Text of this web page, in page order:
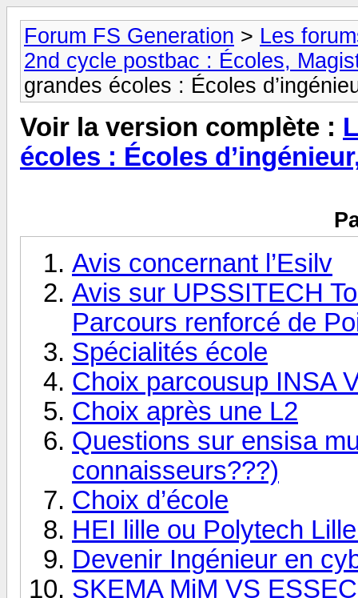
Forum FS Generation > Les
2nd cycle postbac : Écoles,
grandes écoles : Écoles
Voir la version complète :
écoles : Écoles
Avis concernant l’Esilv
Avis sur UPSSITECH
Parcours renforcé de
Spécialités école
Choix parcousup INSA
Choix après une L2
Questions sur ensisa
connaisseurs???)
Choix d’école
HEI lille ou Polytech
Devenir Ingénieur en
SKEMA MiM VS